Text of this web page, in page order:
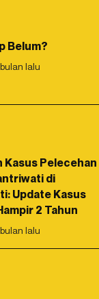
Belum?
lalu
Kasus Pelecehan
di
Update Kasus
2 Tahun
lalu